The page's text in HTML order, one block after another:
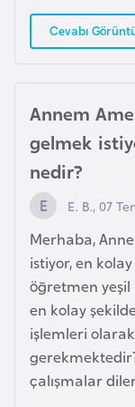
Cevabı
Annem
gelmek
nedir?
E. B., 07
Merhaba,
istiyor, en
öğretmen yeşil
en kolay
işlemleri olarak
çalışmalar
F
a
n
s
G
a
b
o
n
G
a
m